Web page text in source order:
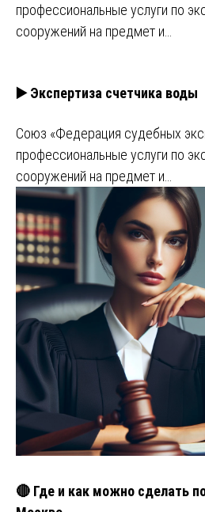
профессиональные услуги по
сооружений на предмет и…
▶️ Экспертиза счетчика воды
Союз «Федерация судебных
профессиональные услуги по
сооружений на предмет и…
🔴 Где и как можно сделать